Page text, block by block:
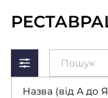
Назва (від А до